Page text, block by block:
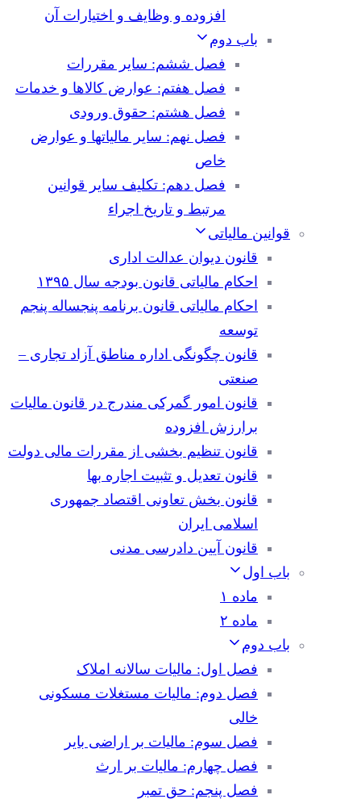
افزوده و وظایف و اختیارات آن
باب دوم
فصل ششم: سایر مقررات
فصل هفتم: عوارض کالاها و خدمات
فصل هشتم: حقوق ورودی
فصل نهم: سایر مالیاتها و عوارض
خاص
فصل دهم: تکلیف سایر قوانین
مرتبط و تاریخ اجراء
قوانین مالیاتی
قانون دیوان عدالت اداری
احکام مالیاتی قانون بودجه سال ۱۳۹۵
احکام مالیاتی قانون برنامه پنجساله پنجم
توسعه
قانون چگونگی اداره مناطق آزاد تجاری –
صنعتی
قانون امور گمرکی مندرج در قانون مالیات
برارزش افزوده
قانون تنظیم بخشی از مقررات مالی دولت
قانون تعدیل و تثبیت اجاره بها
قانون بخش تعاونی اقتصاد جمهوری
اسلامی ایران
قانون آیین دادرسی مدنی
باب اول
ماده ۱
ماده ۲
باب دوم
فصل اول: مالیات سالانه املاک
فصل دوم: مالیات مستغلات مسکونی
خالی
فصل سوم: مالیات بر اراضی بایر
فصل چهارم: مالیات بر ارث
فصل پنجم: حق تمبر